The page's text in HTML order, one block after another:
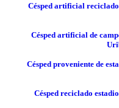
Césped artificial
Césped artificial de
Césped proveniente de
Césped reciclado